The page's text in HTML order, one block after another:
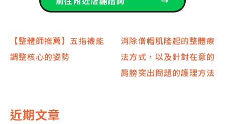
文
章
覽
【整體師推薦】五指襪能
調整核心的姿勢
消除僧帽肌隆起的整體療
法方式，以及針對在意的
肩膀突出問題的護理方法
近期文章